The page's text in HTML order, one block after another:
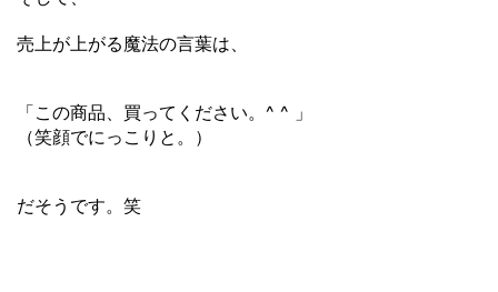
売上が上がる魔法の言葉は、
「この商品、買ってください。^ ^ 」
（笑顔でにっこりと。）
だそうです。笑